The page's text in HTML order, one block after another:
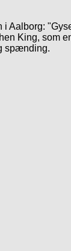
Aalborg:
King, som
spænding.